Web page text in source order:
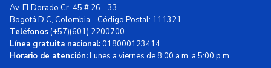
Av. El Dorado Cr. 45 # 26 - 33
Bogotá D.C, Colombia - Código Postal: 111321
Teléfonos(+57)(601) 2200700
Línea gratuita nacional:018000123414
Horario de atención:Lunes a viernes de 8:00 a.m. a 5:00 p.m.